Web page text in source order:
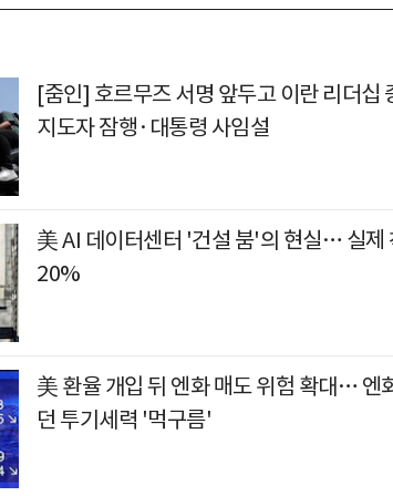
[줌인] 호르무즈 서명 앞두고 이란 리더
지도자 잠행·대통령 사임설
美 AI 데이터센터 '건설 붐'의 현실… 실제
20%
美 환율 개입 뒤 엔화 매도 위험 확대… 엔
던 투기세력 '먹구름'